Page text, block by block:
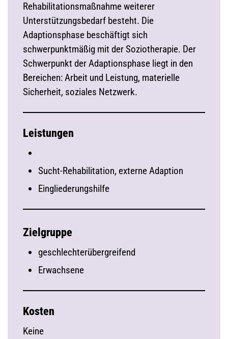
Rehabilitationsmaßnahme weiterer
Unterstützungsbedarf besteht. Die
Adaptionsphase beschäftigt sich
schwerpunktmäßig mit der Soziotherapie. Der
Schwerpunkt der Adaptionsphase liegt in den
Bereichen: Arbeit und Leistung, materielle
Sicherheit, soziales Netzwerk.
Leistungen
Sucht-Rehabilitation, externe Adaption
Eingliederungshilfe
Zielgruppe
geschlechterübergreifend
Erwachsene
Kosten
Keine